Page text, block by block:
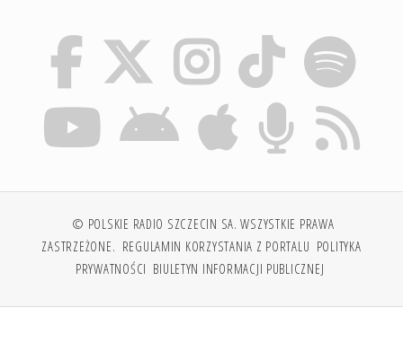
© POLSKIE RADIO SZCZECIN SA. WSZYSTKIE PRAWA
ZASTRZEŻONE. REGULAMIN KORZYSTANIA Z PORTALU POLITYKA
PRYWATNOŚCI BIULETYN INFORMACJI PUBLICZNEJ